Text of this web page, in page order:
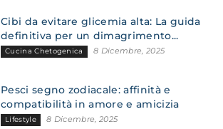
Cibi da evitare glicemia alta: La guida
definitiva per un dimagrimento...
Cucina Chetogenica 8 Dicembre, 2025
Pesci segno zodiacale: affinità e
compatibilità in amore e amicizia
Lifestyle 8 Dicembre, 2025